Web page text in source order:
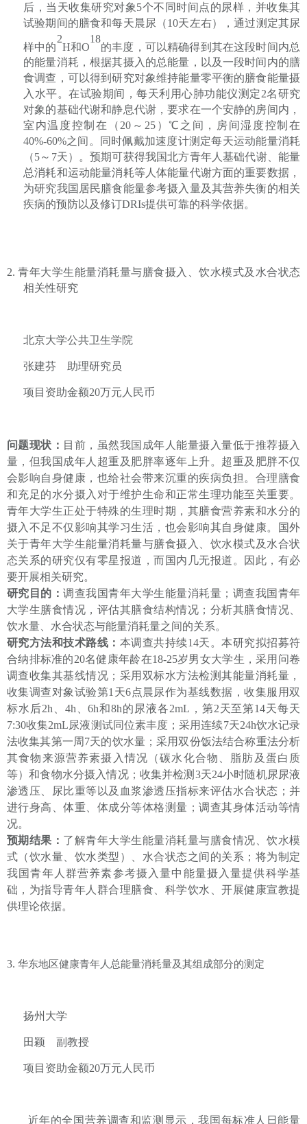
后，当天收集研究对象5个不同时间点的尿样，并收集其
试验期间的膳食和每天晨尿（10天左右），通过测定其尿
样中的
2
H和O
18
的丰度，可以精确得到其在这段时间内总
的能量消耗，根据其摄入的总能量，以及一段时间内的膳
食调查，可以得到研究对象维持能量零平衡的膳食能量摄
入水平。在试验期间，每天利用心肺功能仪测定2名研究
对象的基础代谢和静息代谢，要求在一个安静的房间内，
室内温度控制在（ 20 ～ 25）℃之间，房间湿度控制在
40%-60%之间。同时佩戴加速度计测定每天运动能量消耗
（5～ 7天）。预期可获得我国北方青年人基础代谢、能量
总消耗和运动能量消耗等人体能量代谢方面的重要数据，
为研究我国居民膳食能量参考摄入量及其营养失衡的相关
疾病的预防以及修订DRIs提供可靠的科学依据。
2.青年大学生能量消耗量与膳食摄入、饮水模式及水合状态
相关性研究
北京大学公共卫生学院
张建芬 助理研究员
项目资助金额20万元人民币
问题现状： 目前，虽然我国成年人能量摄入量低于推荐摄入
量，但我国成年人超重及肥胖率逐年上升。超重及肥胖不仅
会影响自身健康，也给社会带来沉重的疾病负担。合理膳食
和充足的水分摄入对于维护生命和正常生理功能至关重要。
青年大学生正处于特殊的生理时期，其膳食营养素和水分的
摄入不足不仅影响其学习生活，也会影响其自身健康。国外
关于青年大学生能量消耗量与膳食摄入、饮水模式及水合状
态关系的研究仅有零星报道，而国内几无报道。因此，有必
要开展相关研究。
研究目的：调查我国青年大学生能量消耗量；调查我国青年
大学生膳食情况，评估其膳食结构情况；分析其膳食情况、
饮水量、水合状态与能量消耗量之间的关系。
研究方法和技术路线 ： 本调查共持续14天。本研究拟招募符
合纳排标准的20名健康年龄在18-25岁男女大学生，采用问卷
调查收集其基线情况；采用双标水方法检测其能量消耗量，
收集调查对象试验第1 天6点晨尿作为基线数据，收集服用双
标水后2h 4h 、6h和8h的尿液各2mL ，第2天至第14天每天
7:30收集2mL尿液测试同位素丰度 ；采用连续7天24h饮水记录
法收集其第一周 7天的饮水量；采用双份饭法结合称重法分析
其食物来源营养素摄入情况（碳水化合物、脂肪及蛋白质
等）和食物水分摄入情况；收集并检测 3天24小时随机尿尿液
渗透压、尿比重等以及血浆渗透压指标来评估水合状态；并
进行身高、体重、体成分等体格测量；调查其身体活动等情
况。
预期结果 ： 了解青年大学生能量消耗量与 膳食情况、饮水模
式（饮水量、饮水类型）、水合状态之间的关系； 将为制定
我国青年人群营养素参考摄入量中能量摄入量提供科学基
础，为指导青年人群合理膳食、科学饮水、开展健康宣教提
供理论依据。
3. 华东地区健康青年人总能量消耗量及其组成部分的测定
扬州大学
田颖 副教授
项目资助金额20万元人民币
近年的全国 营养调查和监测显示 ，我国每标准人日能量